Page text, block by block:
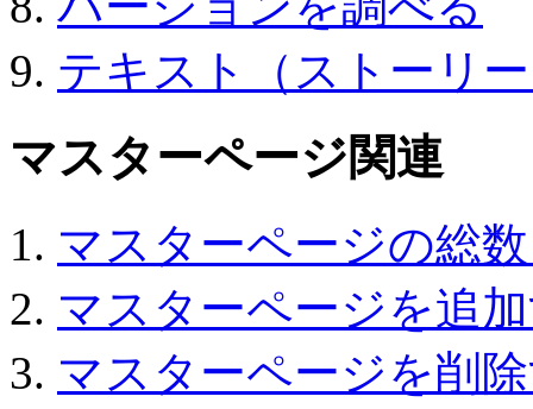
テキスト（ストーリ
マスターページ関連
マスターページの総
マスターページを追
マスターページを削